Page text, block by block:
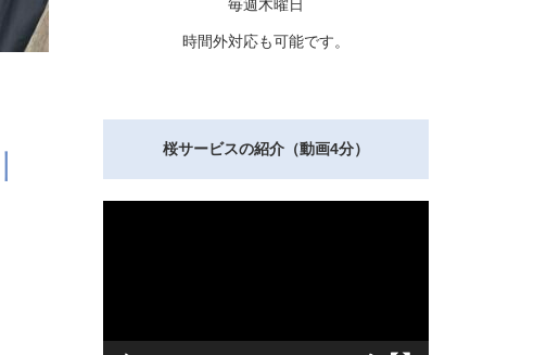
毎週木曜日
時間外対応も可能です。
桜サービスの紹介（動画4分）